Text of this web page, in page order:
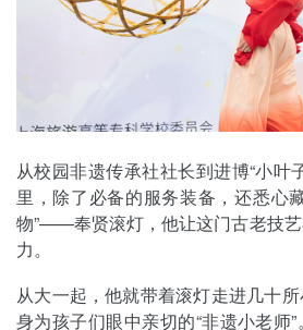
从校园非遗传承社社长到进博“小叶
里，除了必备的服务装备，还悉心
物”——奉贤滚灯，他让这门古老技
力。
从大一起，他就带着滚灯走进几十
身为孩子们眼中亲切的“非遗小老师